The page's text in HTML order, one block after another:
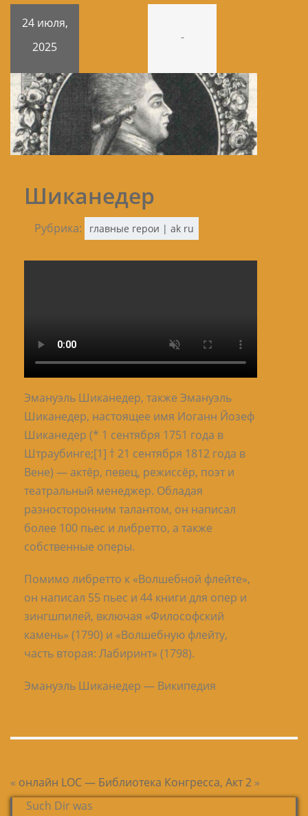
24 июля,
2025
-
Шиканедер
Рубрика: главные герои | ak ru
Эмануэль Шиканедер, также Эмануэль
Шиканедер, настоящее имя Иоганн Йозеф
Шиканедер (* 1 сентября 1751 года в
Штраубинге;[1] † 21 сентября 1812 года в
Вене) — актёр, певец, режиссёр, поэт и
театральный менеджер. Обладая
разносторонним талантом, он написал
более 100 пьес и либретто, а также
собственные оперы.
Помимо либретто к «Волшебной флейте»,
он написал 55 пьес и 44 книги для опер и
зингшпилей, включая «Философский
камень» (1790) и «Волшебную флейту,
часть вторая: Лабиринт» (1798).
Эмануэль Шиканедер — Википедия
« онлайн LOC — Библиотека Конгресса, Акт 2 »
Such Dir was